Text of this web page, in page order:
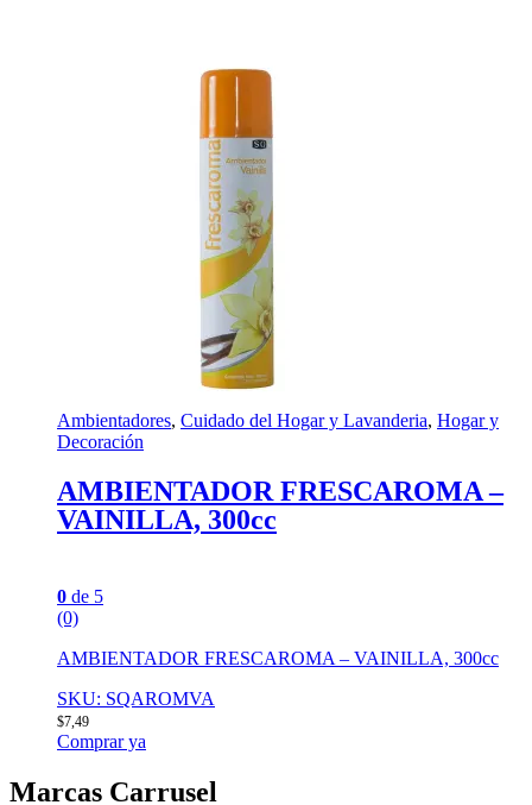
Ambientadores, Cuidado del Hogar y Lavanderia, Hogar y
Decoración
AMBIENTADOR FRESCAROMA –
VAINILLA, 300cc
0 de 5
(0)
AMBIENTADOR FRESCAROMA – VAINILLA, 300cc
SKU: SQAROMVA
$7,49
Comprar ya
Marcas Carrusel